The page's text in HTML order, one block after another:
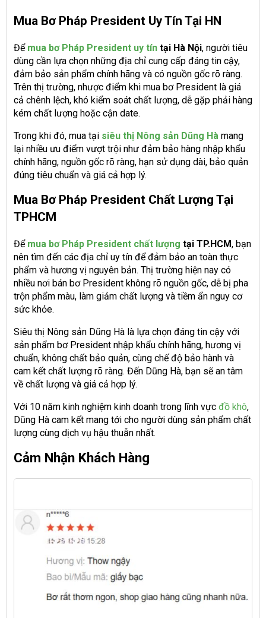
Mua Bơ Pháp President Uy Tín Tại HN
Để mua bơ Pháp President uy tín tại Hà Nội, người tiêu
dùng cần lựa chọn những địa chỉ cung cấp đáng tin cậy,
đảm bảo sản phẩm chính hãng và có nguồn gốc rõ ràng.
Trên thị trường, nhược điểm khi mua bơ President là giá
cả chênh lệch, khó kiểm soát chất lượng, dễ gặp phải hàng
kém chất lượng hoặc cận date.
Trong khi đó, mua tại siêu thị Nông sản Dũng Hà mang
lại nhiều ưu điểm vượt trội như đảm bảo hàng nhập khẩu
chính hãng, nguồn gốc rõ ràng, hạn sử dụng dài, bảo quản
đúng tiêu chuẩn và giá cả hợp lý.
Mua Bơ Pháp President Chất Lượng Tại
TPHCM
Để mua bơ Pháp President chất lượng tại TP.HCM, bạn
nên tìm đến các địa chỉ uy tín để đảm bảo an toàn thực
phẩm và hương vị nguyên bản. Thị trường hiện nay có
nhiều nơi bán bơ President không rõ nguồn gốc, dễ bị pha
trộn phẩm màu, làm giảm chất lượng và tiềm ẩn nguy cơ
sức khỏe.
Siêu thị Nông sản Dũng Hà là lựa chọn đáng tin cậy với
sản phẩm bơ President nhập khẩu chính hãng, hương vị
chuẩn, không chất bảo quản, cùng chế độ bảo hành và
cam kết chất lượng rõ ràng. Đến Dũng Hà, bạn sẽ an tâm
về chất lượng và giá cả hợp lý.
Với 10 năm kinh nghiệm kinh doanh trong lĩnh vực đồ khô,
Dũng Hà cam kết mang tới cho người dùng sản phẩm chất
lượng cùng dịch vụ hậu thuẫn nhất.
Cảm Nhận Khách Hàng